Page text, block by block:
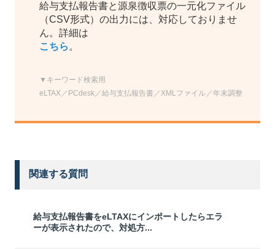
給与支払報告書と源泉徴収票の一元化ファイル
（CSV形式）の出力には、対応しておりませ
ん。詳細は
こちら 。
▼キーワード検索用
eLTAX／PCdesk／給与支払報告書／XMLファイル／年末調整
関連する質問
給与支払報告書をeLTAXにインポートしたらエラ
ーが表示されたので、対処方...